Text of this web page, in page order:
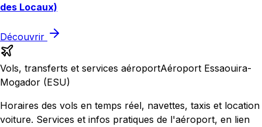
des Locaux)
Découvrir
Vols, transferts et services aéroportAéroport Essaouira-
Mogador (ESU)
Horaires des vols en temps réel, navettes, taxis et location
voiture. Services et infos pratiques de l'aéroport, en lien